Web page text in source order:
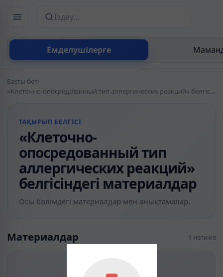
Емделушілерге
Сайттан іздеу
Басты бет/
«Клеточно-опосредованный тип аллергических реакций» белгісіндегі материалдар
ТАҚЫРЫП БЕЛГІСІ
«Клеточно-
опосредованный тип
аллергических реакций»
белгісіндегі материалдар
Осы бөлімдегі материалдар мен анықтамалар.
Материалдар 1 нәтиже